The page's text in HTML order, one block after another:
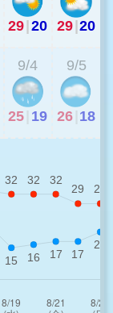
29|20 29|20
9/4
25 19
9/5
26 18